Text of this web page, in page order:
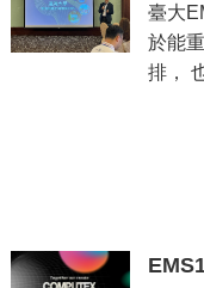
臺大
於能
排，